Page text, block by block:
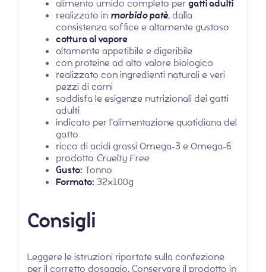
alimento umido completo pergatti adulti
realizzato in morbido patè, dalla
consistenza soffice e altamente gustoso
cottura al vapore
altamente appetibile e digeribile
con proteine ad alto valore biologico
realizzato con ingredienti naturali e veri
pezzi di carni
soddisfa le esigenze nutrizionali dei gatti
adulti
indicato per l’alimentazione quotidiana del
gatto
ricco di acidi grassi Omega-3 e Omega-6
prodotto Cruelty Free
Gusto: Tonno
Formato: 32x100g
Consigli
Leggere le istruzioni riportate sulla confezione
per il corretto dosaggio. Conservare il prodotto in